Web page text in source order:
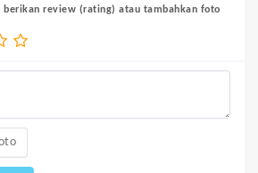
berikan review (rating) atau tambahkan foto